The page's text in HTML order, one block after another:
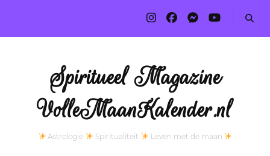
Spiritueel Magazine
VolleMaanKalender.nl
Astrologie Spiritualiteit Leven met de maan